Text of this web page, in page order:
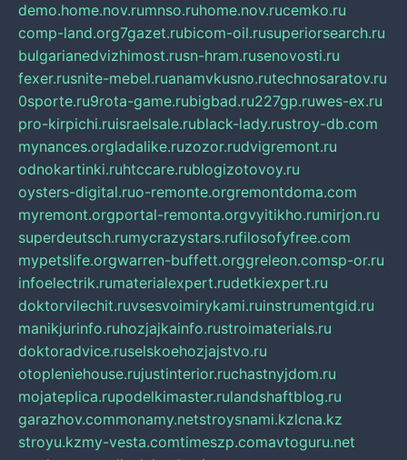
demo.home.nov.rumnso.ruhome.nov.rucemko.ru
comp-land.org7gazet.rubicom-oil.rusuperiorsearch.ru
bulgarianedvizhimost.rusn-hram.rusenovosti.ru
fexer.rusnite-mebel.ruanamvkusno.rutechnosaratov.ru
0sporte.ru9rota-game.rubigbad.ru227gp.ruwes-ex.ru
pro-kirpichi.ruisraelsale.rublack-lady.rustroy-db.com
mynances.orgladalike.ruzozor.rudvigremont.ru
odnokartinki.ruhtccare.rublogizotovoy.ru
oysters-digital.ruo-remonte.orgremontdoma.com
myremont.orgportal-remonta.orgvyitikho.rumirjon.ru
superdeutsch.rumycrazystars.rufilosofyfree.com
mypetslife.orgwarren-buffett.orggreleon.comsp-or.ru
infoelectrik.rumaterialexpert.rudetkiexpert.ru
doktorvilechit.ruvsesvoimirykami.ruinstrumentgid.ru
manikjurinfo.ruhozjajkainfo.rustroimaterials.ru
doktoradvice.ruselskoehozjajstvo.ru
otopleniehouse.rujustinterior.ruchastnyjdom.ru
mojateplica.rupodelkimaster.rulandshaftblog.ru
garazhov.commonamy.netstroysnami.kzlcna.kz
stroyu.kzmy-vesta.comtimeszp.comavtoguru.net